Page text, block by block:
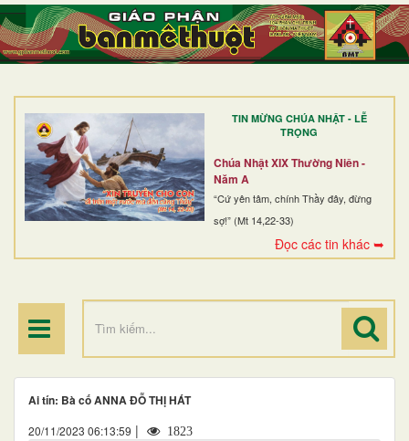
TIN MỪNG CHÚA NHẬT - LỄ
TRỌNG
Chúa Nhật XIX Thường Niên -
Năm A
“Cứ yên tâm, chính Thầy đây, đừng
sợ!” (Mt 14,22-33)
Đọc các tin khác ➥
TRANG NHẤT
GIỚI THIỆU
DÒNG TU
BAN MỤC VỤ
ĐOÀN THỂ CG
Ai tín: Bà cố ANNA ĐỖ THỊ HÁT
20/11/2023 06:13:59 | 1823